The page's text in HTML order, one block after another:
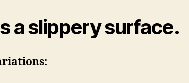
a slippery surface.